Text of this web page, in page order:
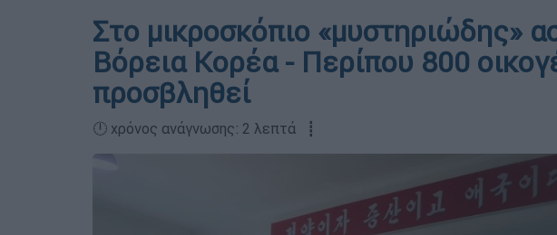
Στο μικροσκόπιο «μυστηριώδης»
Βόρεια Κορέα - Περίπου 800
προσβληθεί
🕛 χρόνος ανάγνωσης: 2 λεπτά ┋